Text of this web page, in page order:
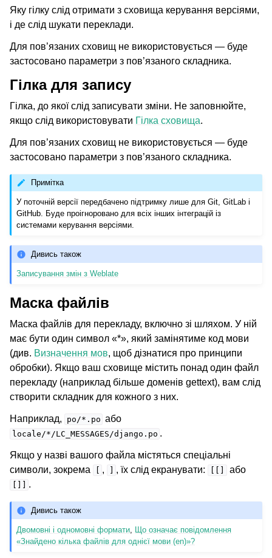
Яку гілку слід отримати з сховища керування версіями,
і де слід шукати переклади.
Для пов’язаних сховищ не використовується — буде
застосовано параметри з пов’язаного складника.
Гілка для запису
Гілка, до якої слід записувати зміни. Не заповнюйте,
якщо слід використовувати Гілка сховища.
Для пов’язаних сховищ не використовується — буде
застосовано параметри з пов’язаного складника.
Примітка
У поточній версії передбачено підтримку лише для Git, GitLab і
GitHub. Буде проігноровано для всіх інших інтеграцій із
системами керування версіями.
Дивись також
Записування змін з Weblate
Маска файлів
Маска файлів для перекладу, включно зі шляхом. У ній
має бути один символ «*», який замінятиме код мови
(див. Визначення мов, щоб дізнатися про принципи
обробки). Якщо ваш сховище містить понад один файл
перекладу (наприклад більше доменів gettext), вам слід
створити складник для кожного з них.
Наприклад, po/*.po або
locale/*/LC_MESSAGES/django.po .
Якщо у назві вашого файла містяться спеціальні
символи, зокрема
, , їх слід екранувати: або
.
Дивись також
Двомовні і одномовні формати
Що означає повідомлення
«Знайдено кілька файлів для однієї мови (en)»?